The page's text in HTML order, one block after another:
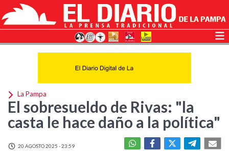
La Pampa
El sobresueldo de Rivas: "la
casta le hace daño a la política"
20 AGOSTO 2025 - 23:59